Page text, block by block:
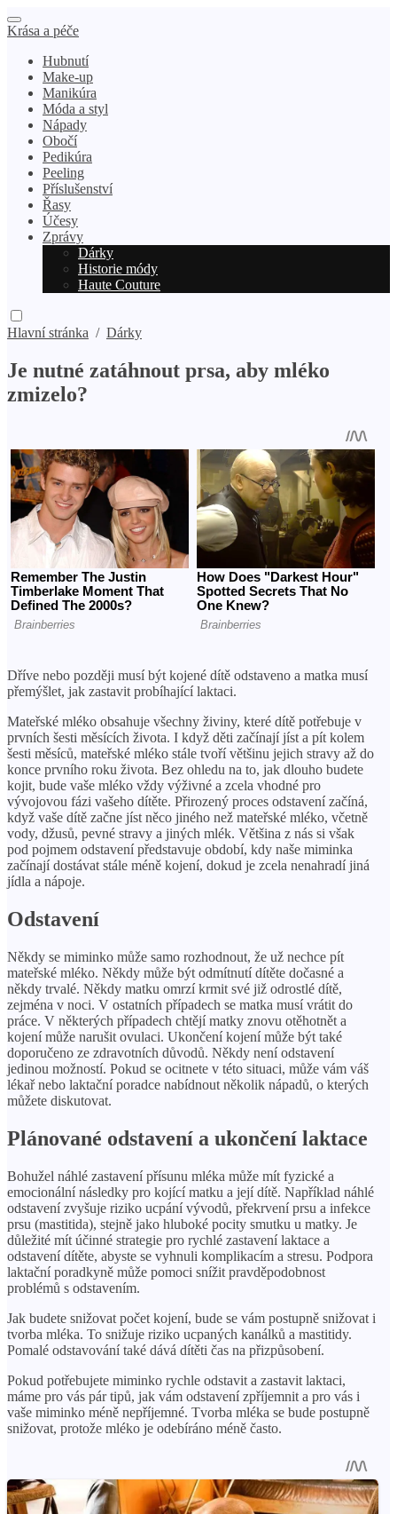
Krása a péče
Hubnutí
Make-up
Manikúra
Móda a styl
Nápady
Obočí
Pedikúra
Peeling
Příslušenství
Řasy
Účesy
Zprávy
Dárky
Historie módy
Haute Couture
Hlavní stránka / Dárky
Je nutné zatáhnout prsa, aby mléko
zmizelo?
Dříve nebo později musí být kojené dítě odstaveno a matka musí
přemýšlet, jak zastavit probíhající laktaci.
Mateřské mléko obsahuje všechny živiny, které dítě potřebuje v
prvních šesti měsících života. I když děti začínají jíst a pít kolem
šesti měsíců, mateřské mléko stále tvoří většinu jejich stravy až do
konce prvního roku života. Bez ohledu na to, jak dlouho budete
kojit, bude vaše mléko vždy výživné a zcela vhodné pro
vývojovou fázi vašeho dítěte. Přirozený proces odstavení začíná,
když vaše dítě začne jíst něco jiného než mateřské mléko, včetně
vody, džusů, pevné stravy a jiných mlék. Většina z nás si však
pod pojmem odstavení představuje období, kdy naše miminka
začínají dostávat stále méně kojení, dokud je zcela nenahradí jiná
jídla a nápoje.
Odstavení
Někdy se miminko může samo rozhodnout, že už nechce pít
mateřské mléko. Někdy může být odmítnutí dítěte dočasné a
někdy trvalé. Někdy matku omrzí krmit své již odrostlé dítě,
zejména v noci. V ostatních případech se matka musí vrátit do
práce. V některých případech chtějí matky znovu otěhotnět a
kojení může narušit ovulaci. Ukončení kojení může být také
doporučeno ze zdravotních důvodů. Někdy není odstavení
jedinou možností. Pokud se ocitnete v této situaci, může vám váš
lékař nebo laktační poradce nabídnout několik nápadů, o kterých
můžete diskutovat.
Plánované odstavení a ukončení laktace
Bohužel náhlé zastavení přísunu mléka může mít fyzické a
emocionální následky pro kojící matku a její dítě. Například náhlé
odstavení zvyšuje riziko ucpání vývodů, překrvení prsu a infekce
prsu (mastitida), stejně jako hluboké pocity smutku u matky. Je
důležité mít účinné strategie pro rychlé zastavení laktace a
odstavení dítěte, abyste se vyhnuli komplikacím a stresu. Podpora
laktační poradkyně může pomoci snížit pravděpodobnost
problémů s odstavením.
Jak budete snižovat počet kojení, bude se vám postupně snižovat i
tvorba mléka. To snižuje riziko ucpaných kanálků a mastitidy.
Pomalé odstavování také dává dítěti čas na přizpůsobení.
Pokud potřebujete miminko rychle odstavit a zastavit laktaci,
máme pro vás pár tipů, jak vám odstavení zpříjemnit a pro vás i
vaše miminko méně nepříjemné. Tvorba mléka se bude postupně
snižovat, protože mléko je odebíráno méně často.